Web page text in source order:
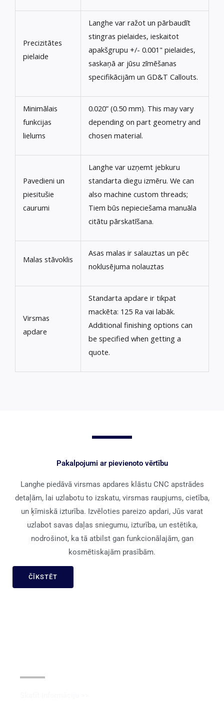
Precizitātes
pielaide
Langhe var ražot un pārbaudīt
stingras pielaides, ieskaitot
apakšgrupu +/- 0.001" pielaides,
saskaņā ar jūsu zīmēšanas
specifikācijām un GD&T Callouts.
Minimālais
funkcijas
lielums
0.020” (0.50 mm). This may vary
depending on part geometry and
chosen material.
Pavedieni un
piesitušie
caurumi
Langhe var uzņemt jebkuru
standarta diegu izmēru. We can
also machine custom threads;
Tiem būs nepieciešama manuāla
citātu pārskatīšana.
Malas stāvoklis
Asas malas ir salauztas un pēc
noklusējuma nolauztas
Virsmas
apdare
Standarta apdare ir tikpat
mackēta: 125 Ra vai labāk.
Additional finishing options can
be specified when getting a
quote.
Pakalpojumi ar pievienoto vērtību
Langhe piedāvā virsmas apdares klāstu CNC apstrādes
detaļām, lai uzlabotu to izskatu, virsmas raupjums, cietība,
un ķīmiskā izturība. Izvēloties pareizo apdari, Jūs varat
uzlabot savas daļas sniegumu, izturība, un estētika,
nodrošinot, ka tā atbilst gan funkcionālajām, gan
kosmētiskajām prasībām.
ČĪKSTĒT